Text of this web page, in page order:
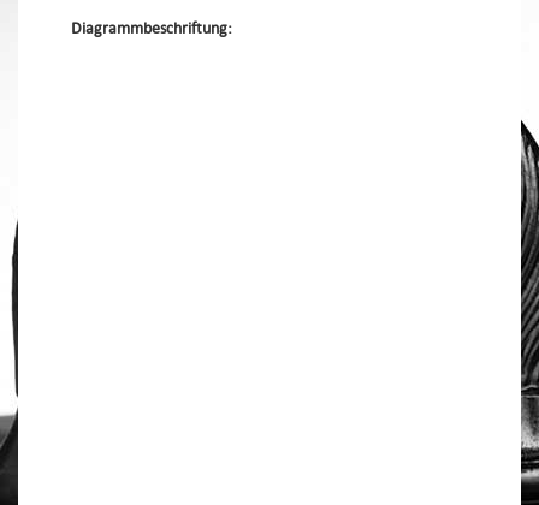
Diagrammbeschriftung: